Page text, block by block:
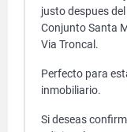
justo despues
Conjunto Santa
Via Troncal.
Perfecto para
inmobiliario.
Si deseas